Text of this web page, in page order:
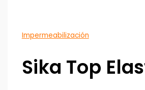
Impermeabilización
Sika Top